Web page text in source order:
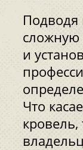
Подводя
сложную
и
Что